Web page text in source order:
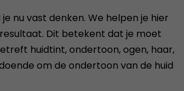
je nu vast denken. We helpen je hier
Dit betekent dat je moet
huidtint, ondertoon, ogen, haar,
om de ondertoon van de huid